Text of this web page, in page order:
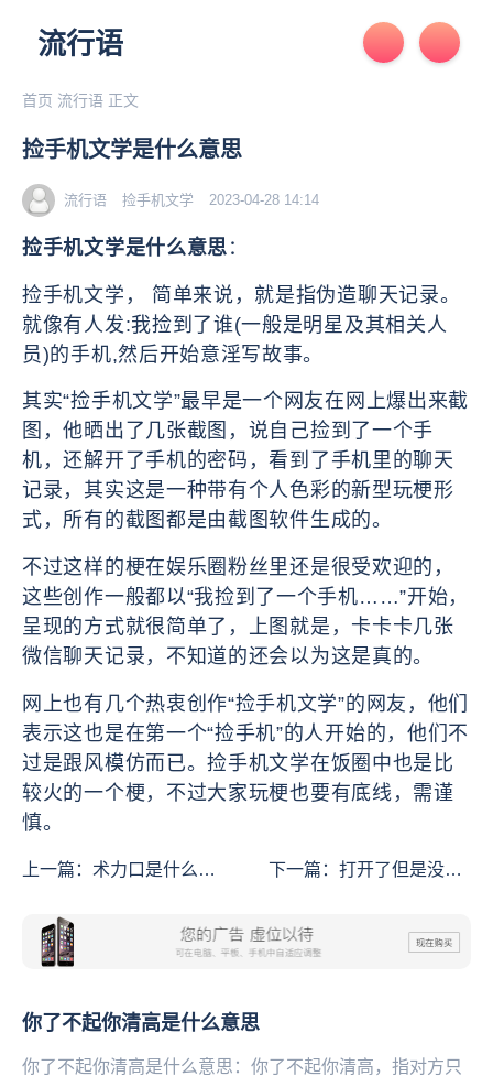
流行语
首页 流行语 正文
捡手机文学是什么意思
流行语 捡手机文学 2023-04-28 14:14
捡手机文学是什么意思 ：
捡手机文学， 简单来说，就是指伪造聊天记录。
就像有人发:我捡到了谁(一般是明星及其相关人
员)的手机,然后开始意淫写故事。
其实“捡手机文学”最早是一个网友在网上爆出来截
图，他晒出了几张截图，说自己捡到了一个手
机，还解开了手机的密码，看到了手机里的聊天
记录，其实这是一种带有个人色彩的新型玩梗形
式，所有的截图都是由截图软件生成的。
不过这样的梗在娱乐圈粉丝里还是很受欢迎的，
这些创作一般都以“我捡到了一个手机……”开始，
呈现的方式就很简单了，上图就是，卡卡卡几张
微信聊天记录，不知道的还会以为这是真的。
网上也有几个热衷创作“捡手机文学”的网友，他们
表示这也是在第一个“捡手机”的人开始的，他们不
过是跟风模仿而已。捡手机文学在饭圈中也是比
较火的一个梗，不过大家玩梗也要有底线，需谨
慎。
上一篇： 术力口是什么意
下一篇：打开了但是没有
你了不起你清高是什么意思
你了不起你清高是什么意思：你了不起你清高，指对方只